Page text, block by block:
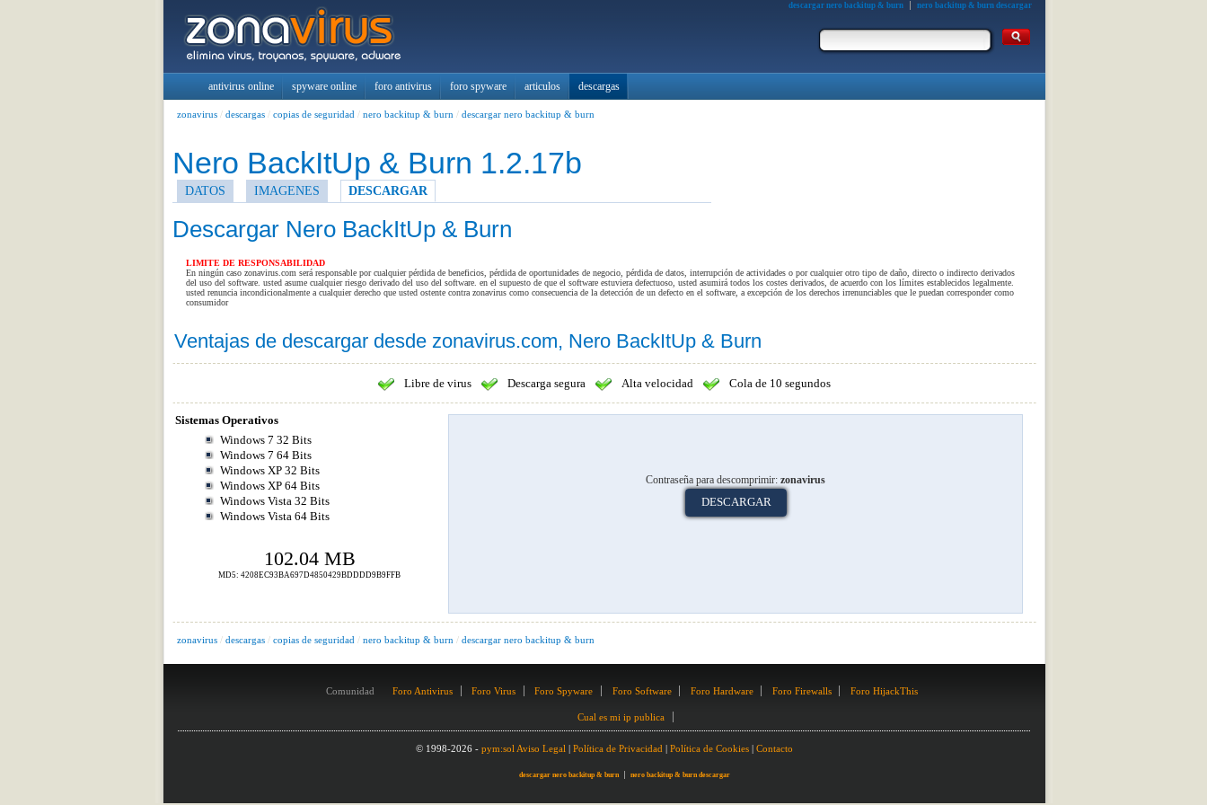
descargar nero backitup & burn nero backitup & burn descargar
antivirus online spyware online foro antivirus foro spyware articulos descargas
zonavirus/ descargas/ copias de seguridad / nero backitup & burn / descargar nero backitup & burn
Nero BackItUp & Burn 1.2.17b
DATOS IMAGENES DESCARGAR
Descargar Nero BackItUp & Burn
LIMITE DE RESPONSABILIDAD
En ningún caso zonavirus.com será responsable por cualquier pérdida de beneficios, pérdida de oportunidades de negocio, pérdida de datos, interrupción de actividades o por cualquier otro tipo de daño, directo o indirecto derivados
del uso del software. usted asume cualquier riesgo derivado del uso del software. en el supuesto de que el software estuviera defectuoso, usted asumirá todos los costes derivados, de acuerdo con los límites establecidos legalmente.
usted renuncia incondicionalmente a cualquier derecho que usted ostente contra zonavirus como consecuencia de la detección de un defecto en el software, a excepción de los derechos irrenunciables que le puedan corresponder como
consumidor
Ventajas de descargar desde zonavirus.com, Nero BackItUp & Burn
Libre de virus Descarga segura Alta velocidad Cola de 10 segundos
Sistemas Operativos
Windows 7 32 Bits
Windows 7 64 Bits
Windows XP 32 Bits
Windows XP 64 Bits
Windows Vista 32 Bits
Windows Vista 64 Bits
102.04 MB
MD5: 4208EC93BA697D4850429BDDDD9B9FFB
zonavirus/ descargas/ copias de seguridad / nero backitup & burn / descargar nero backitup & burn
Comunidad Foro Antivirus Foro Virus Foro Spyware Foro Software Foro Hardware Foro Firewalls Foro HijackThis
Cual es mi ip publica
© 1998-2026 - pym:sol Aviso Legal Política de Privacidad Política de Cookies| Contacto
descargar nero backitup & burn nero backitup & burn descargar